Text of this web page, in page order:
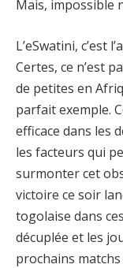
Mais, impossible
L’eSwatini, c’est
Certes, ce n’est
de petites en
parfait exemple.
efficace dans les
les facteurs qui
surmonter cet
victoire ce soir
togolaise dans
décuplée et les
prochains